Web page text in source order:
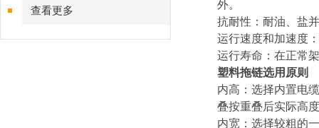
查看更多
外。
抗耐性：耐油、盐
运行速度和加速度
运行寿命：在正常
塑料拖链选用原则
内高：选择内置电
叠按重叠后实际高
内宽：选择较粗的